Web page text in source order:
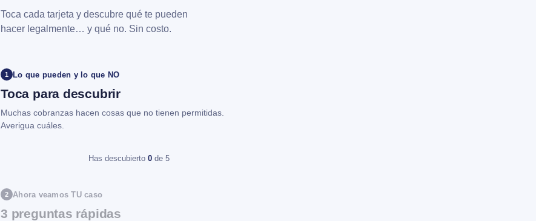
Toca cada tarjeta y descubre qué te pueden
hacer legalmente… y qué no. Sin costo.
1 Lo que pueden y lo que NO
Toca para descubrir
Muchas cobranzas hacen cosas que no tienen permitidas.
Averigua cuáles.
Has descubierto 0 de 5
2 Ahora veamos TU caso
3 preguntas rápidas